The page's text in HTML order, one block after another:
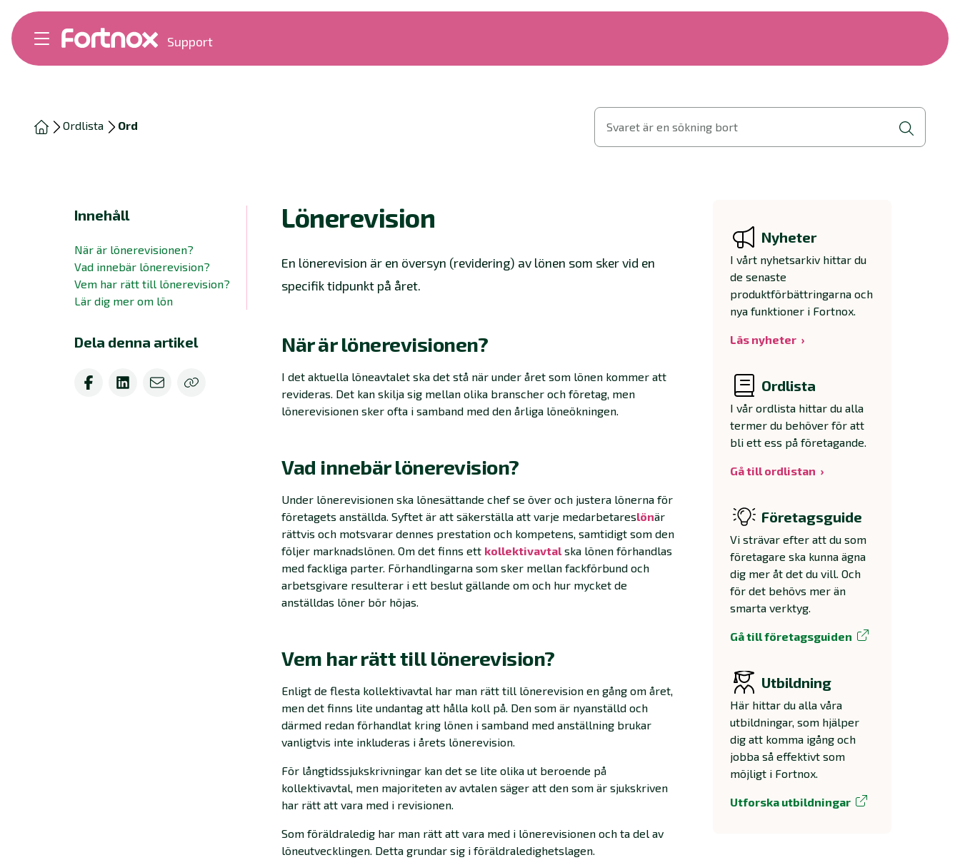
Support
Bokföring
Byt till Fortnox
Support Play
Ordlista
Ordlista Ord Svaret är en sökning bort
Innehåll
När är lönerevisionen?
Vad innebär lönerevision?
Vem har rätt till lönerevision?
Lär dig mer om lön
Dela denna artikel
Lönerevision
En lönerevision är en översyn (revidering) av lönen som sker vid en
specifik tidpunkt på året.
När är lönerevisionen?
I det aktuella löneavtalet ska det stå när under året som lönen kommer att
revideras. Det kan skilja sig mellan olika branscher och företag, men
lönerevisionen sker ofta i samband med den årliga löneökningen.
Vad innebär lönerevision?
Under lönerevisionen ska lönesättande chef se över och justera lönerna för
företagets anställda. Syftet är att säkerställa att varje medarbetareslönär
rättvis och motsvarar dennes prestation och kompetens, samtidigt som den
följer marknadslönen. Om det finns ett kollektivavtal ska lönen förhandlas
med fackliga parter. Förhandlingarna som sker mellan fackförbund och
arbetsgivare resulterar i ett beslut gällande om och hur mycket de
anställdas löner bör höjas.
Vem har rätt till lönerevision?
Enligt de flesta kollektivavtal har man rätt till lönerevision en gång om året,
men det finns lite undantag att hålla koll på. Den som är nyanställd och
därmed redan förhandlat kring lönen i samband med anställning brukar
vanligtvis inte inkluderas i årets lönerevision.
För långtidssjukskrivningar kan det se lite olika ut beroende på
kollektivavtal, men majoriteten av avtalen säger att den som är sjukskriven
har rätt att vara med i revisionen.
Som föräldraledig har man rätt att vara med i lönerevisionen och ta del av
löneutvecklingen. Detta grundar sig i föräldraledighetslagen.
Nyheter
I vårt nyhetsarkiv hittar du
de senaste
produktförbättringarna och
nya funktioner i Fortnox.
Läs nyheter
Ordlista
I vår ordlista hittar du alla
termer du behöver för att
bli ett ess på företagande.
Gå till ordlistan
Företagsguide
Vi strävar efter att du som
företagare ska kunna ägna
dig mer åt det du vill. Och
för det behövs mer än
smarta verktyg.
Gå till företagsguiden
Utbildning
Här hittar du alla våra
utbildningar, som hjälper
dig att komma igång och
jobba så effektivt som
möjligt i Fortnox.
Utforska utbildningar